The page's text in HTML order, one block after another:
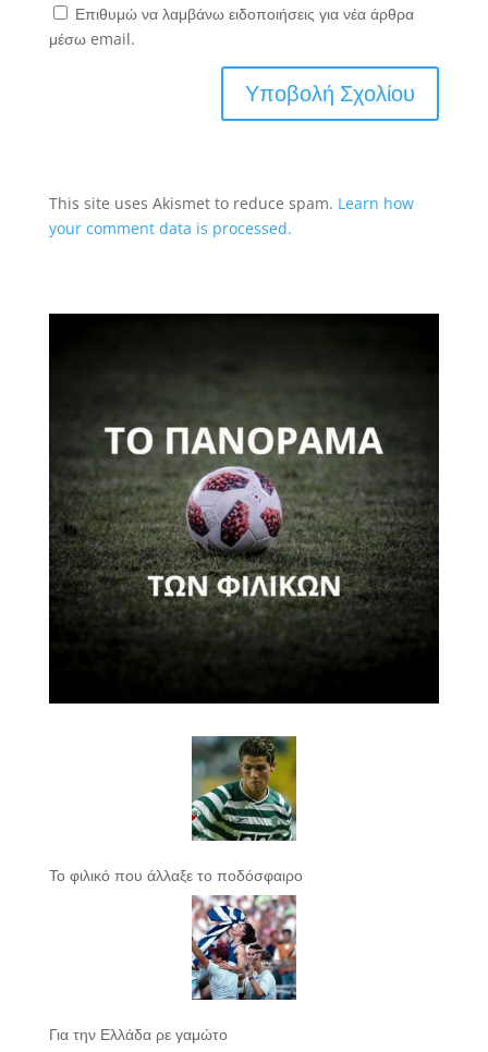
Επιθυμώ να λαμβάνω ειδοποιήσεις για νέα άρθρα
μέσω email.
This site uses Akismet to reduce spam. Learn how
your comment data is processed.
Το φιλικό που άλλαξε το ποδόσφαιρο
Για την Ελλάδα ρε γαμώτο